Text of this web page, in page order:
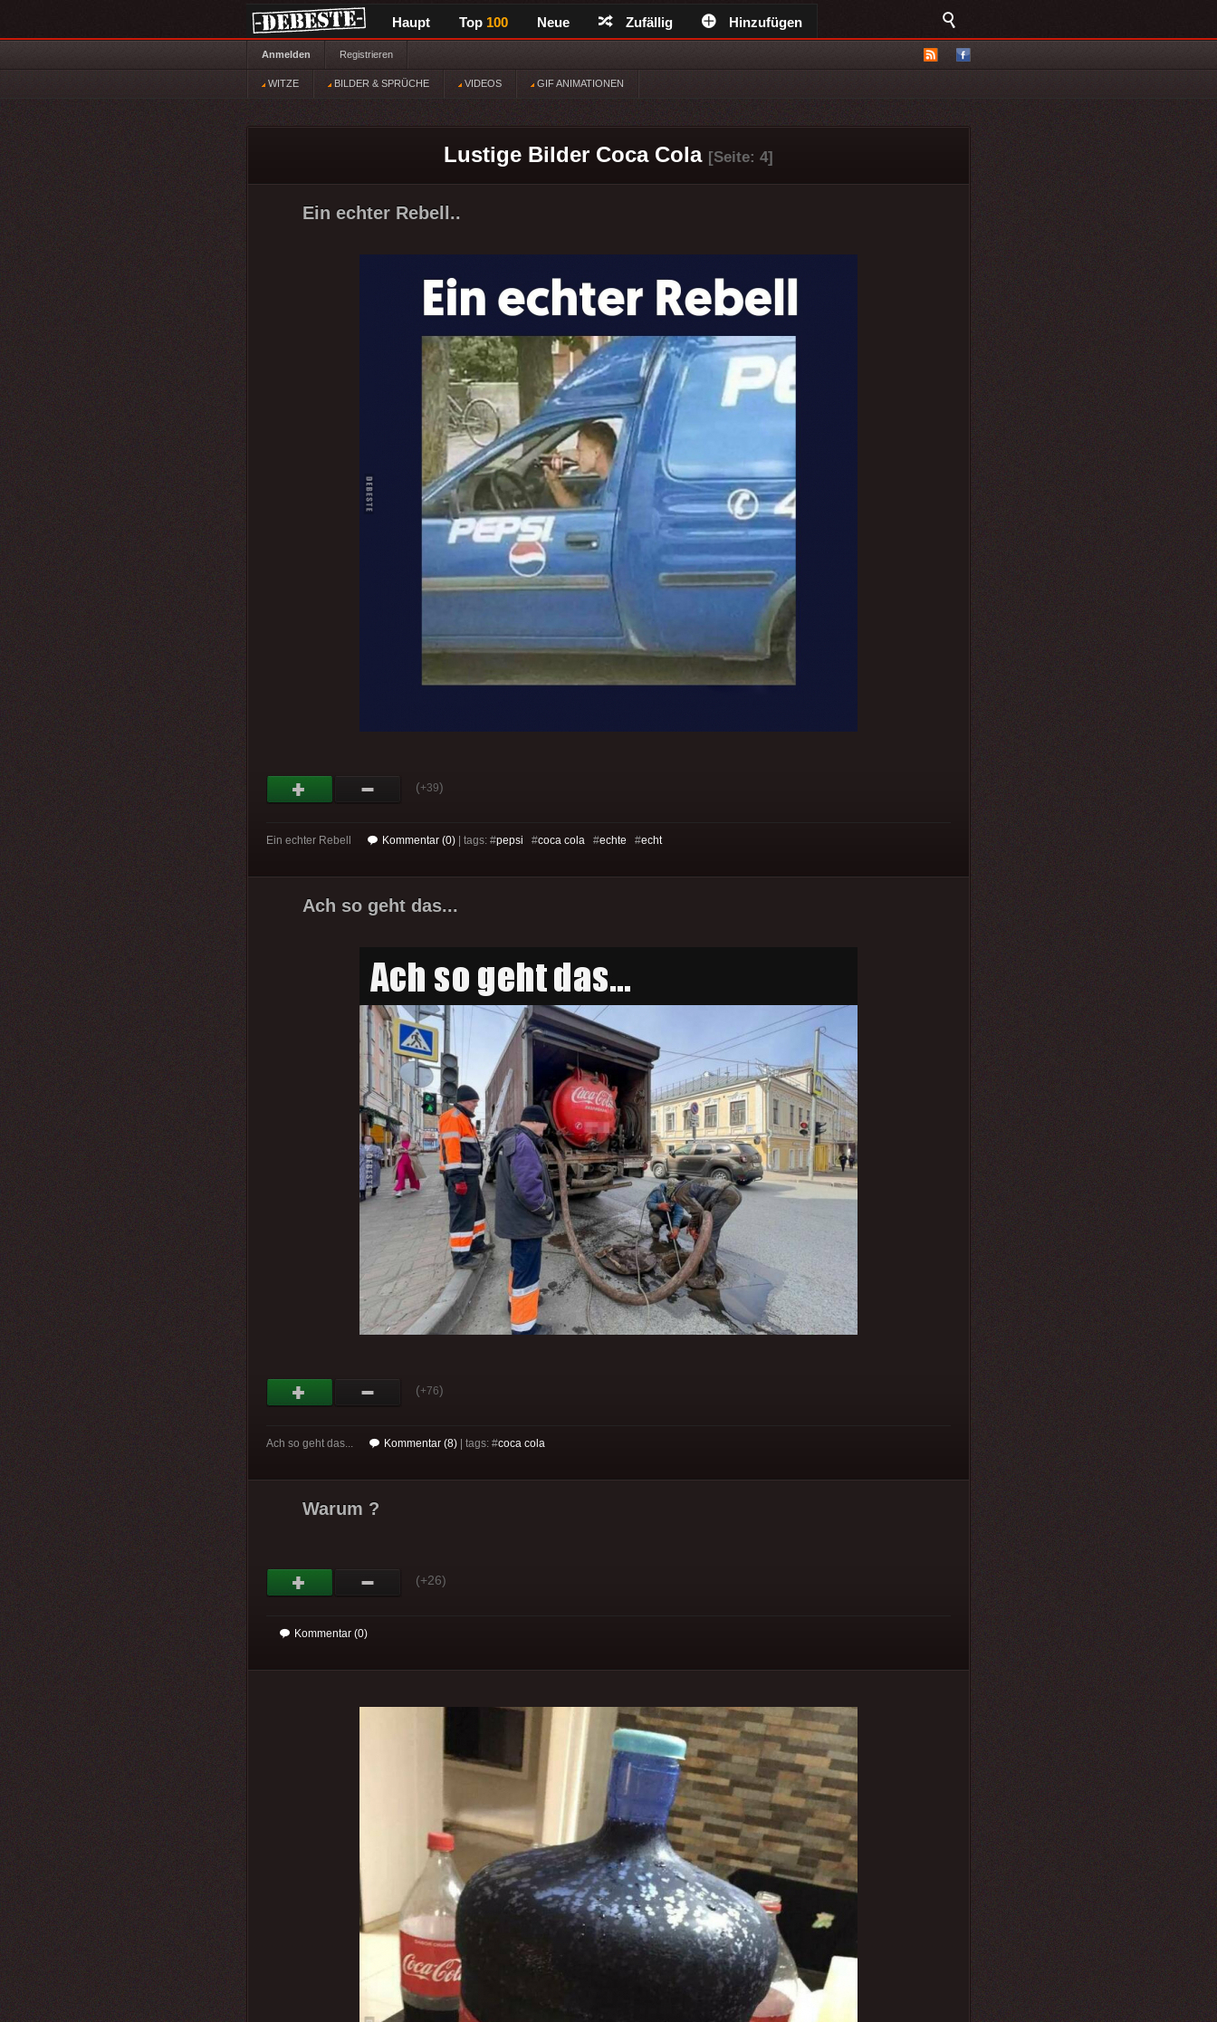
Haupt Top 100 Neue Zufällig Hinzufügen
Anmelden Registrieren
WITZE BILDER & SPRÜCHE VIDEOS GIF ANIMATIONEN
Lustige Bilder Coca Cola [Seite: 4]
Ein echter Rebell..
(+39)
Ein echter Rebell Kommentar (0) | tags: #pepsi #coca cola #echte #echt
Ach so geht das...
(+76)
Ach so geht das... Kommentar (8) | tags: #coca cola
Warum ?
(+26)
Kommentar (0)